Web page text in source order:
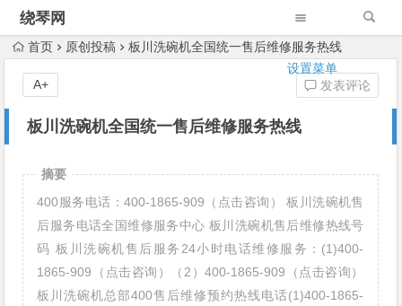
绕琴网
设置菜单
首页 原创投稿 板川洗碗机全国统一售后维修服务热线
板川洗碗机全国统一售后维修服务热线
发表评论
A+
摘要
400服务电话：400-1865-909（点击咨询） 板川洗碗机售
后服务电话全国维修服务中心 板川洗碗机售后维修热线号
码 板川洗碗机售后服务24小时电话维修服务：(1)400-
1865-909（点击咨询）（2）400-1865-909（点击咨询）
板川洗碗机总部400售后维修预约热线电话(1)400-1865-